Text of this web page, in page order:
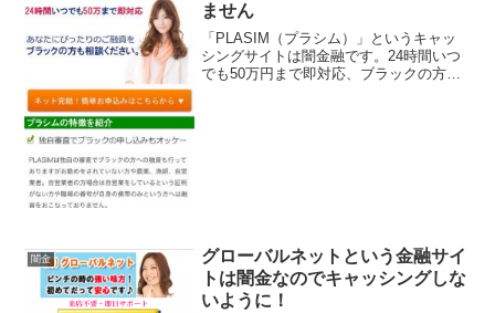
ません
「PLASIM（プラシム）」というキャッ
シングサイトは闇金融です。24時間いつ
でも50万円まで即対応、ブラックの方で
闇金
グローバルネットという金融サイ
トは闇金なのでキャッシングしな
いように！